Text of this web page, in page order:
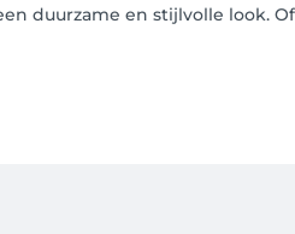
duurzame en stijlvolle look.